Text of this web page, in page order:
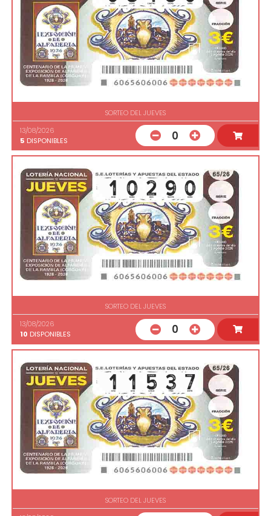
SORTEO DEL JUEVES
13/08/2026
5 DISPONIBLES 0
SORTEO DEL JUEVES
13/08/2026
10 DISPONIBLES 0
SORTEO DEL JUEVES